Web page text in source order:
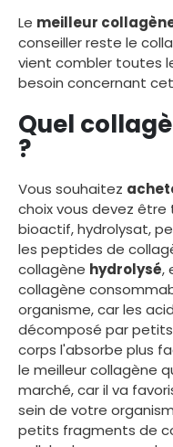
Le meilleur
conseiller reste le
vient combler toutes
besoin concernant
Quel
?
Vous souhaitez
choix vous devez
bioactif, hydrolysat,
les peptides de
collagène hydrolysé,
collagène
organisme, car les
décomposé par
corps l'absorbe plus
le meilleur collagène
marché, car il va
sein de votre
petits fragments de